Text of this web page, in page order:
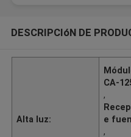
DESCRIPCIóN DE
Alta luz:
CA-
,
e
,